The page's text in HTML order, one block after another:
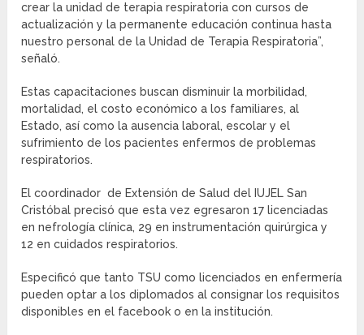
crear la unidad de terapia respiratoria con cursos de
actualización y la permanente educación continua hasta
nuestro personal de la Unidad de Terapia Respiratoria”,
señaló.
Estas capacitaciones buscan disminuir la morbilidad,
mortalidad, el costo económico a los familiares, al
Estado, así como la ausencia laboral, escolar y el
sufrimiento de los pacientes enfermos de problemas
respiratorios.
El coordinador de Extensión de Salud del IUJEL San
Cristóbal precisó que esta vez egresaron 17 licenciadas
en nefrología clínica, 29 en instrumentación quirúrgica y
12 en cuidados respiratorios.
Especificó que tanto TSU como licenciados en enfermería
pueden optar a los diplomados al consignar los requisitos
disponibles en el facebook o en la institución.